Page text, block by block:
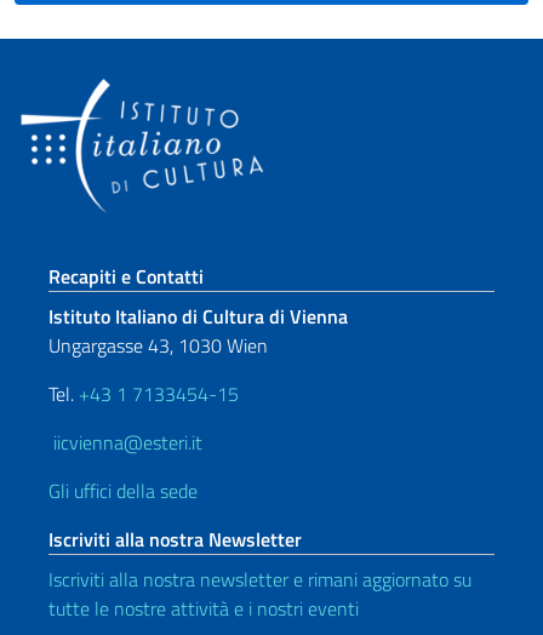
Sezione footer
Recapiti e Contatti
Istituto Italiano di Cultura di Vienna
Ungargasse 43, 1030 Wien
Tel. +43 1 7133454-15
iicvienna@esteri.it
Gli uffici della sede
Iscriviti alla nostra Newsletter
Iscriviti alla nostra newsletter e rimani aggiornato su
tutte le nostre attività e i nostri eventi